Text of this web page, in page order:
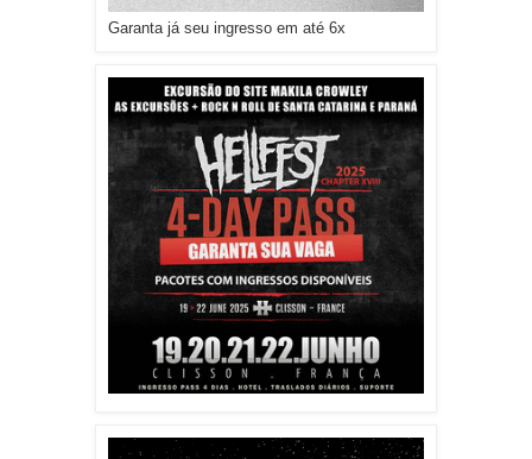
Garanta já seu ingresso em até 6x